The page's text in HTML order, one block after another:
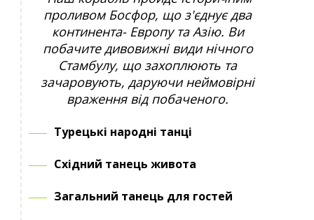
проливом Босфор, що з'єднує два
континента- Европу та Азію. Ви
побачите дивовижні види нічного
Стамбулу, що захоплюють та
зачаровують, даруючи неймовірні
враження від побаченого.
Турецькі народні танці
Східний танець живота
Загальний танець для гостей